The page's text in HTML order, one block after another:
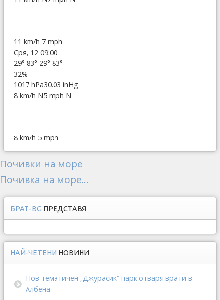
11 km/h 7 mph
Сря, 12 09:00
29° 83° 29° 83°
32%
1017 hPa30.03 inHg
8 km/h N5 mph N
8 km/h 5 mph
Почивки на море
Почивка на море...
БРАТ-BG ПРЕДСТАВЯ
НАЙ-ЧЕТЕНИ НОВИНИ
Нов тематичен „Джурасик“ парк отваря врати в
Албена